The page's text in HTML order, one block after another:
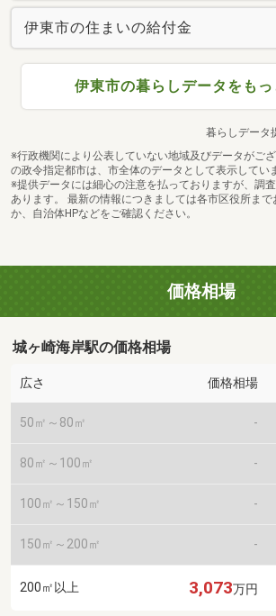
伊東市の住まいの給付金
伊東市の暮らしデータをもっ
暮らしデータ
※行政機関により公表していない地域及びデータがご
の政令指定都市は、市全体のデータとして表示してい
※提供データには細心の注意を払っておりますが、調
あります。 最新の情報につきましては各市区役所まで
か、自治体HPなどをご確認ください。
価格相場
城ヶ崎海岸駅の価格相場
広さ 価格相場
50㎡～80㎡ -
80㎡～100㎡ -
100㎡～150㎡ -
150㎡～200㎡ -
200㎡以上 3,073万円